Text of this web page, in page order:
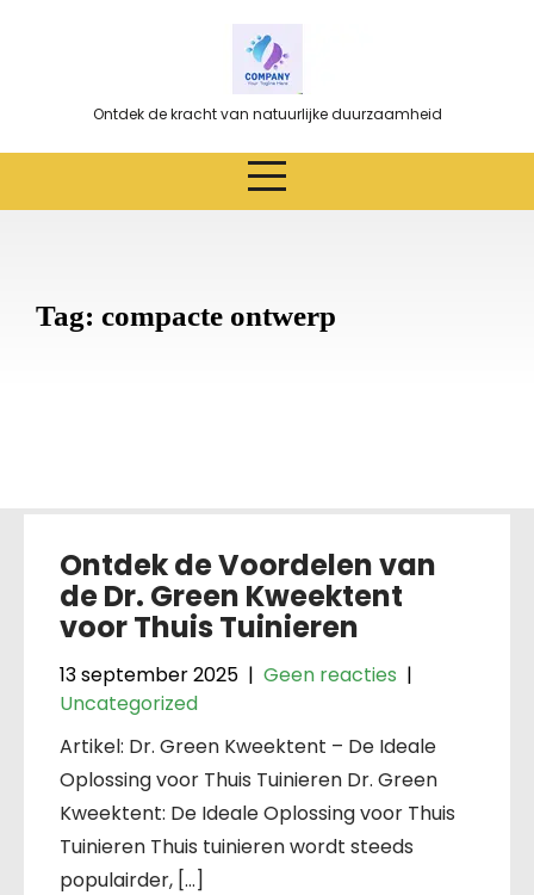
Ontdek de kracht van natuurlijke duurzaamheid
Tag: compacte ontwerp
Ontdek de Voordelen van
de Dr. Green Kweektent
voor Thuis Tuinieren
13 september 2025 | Geen reacties |
Uncategorized
Artikel: Dr. Green Kweektent – De Ideale
Oplossing voor Thuis Tuinieren Dr. Green
Kweektent: De Ideale Oplossing voor Thuis
Tuinieren Thuis tuinieren wordt steeds
populairder, […]